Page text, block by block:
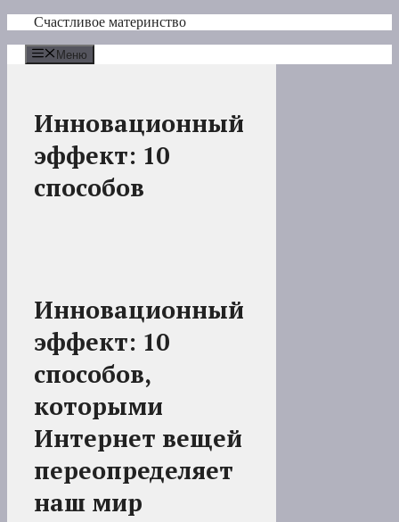
Перейти
содержимому
Счастливое материнство
Меню
Инновационный
эффект: 10
способов
Инновационный
эффект: 10
способов,
которыми
Интернет вещей
переопределяет
наш мир